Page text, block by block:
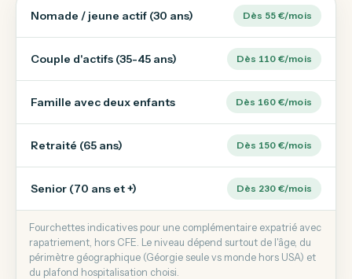
Nomade / jeune actif (30 ans) Dès 55 €/mois
Couple d'actifs (35-45 ans) Dès 110 €/mois
Famille avec deux enfants Dès 160 €/mois
Retraité (65 ans) Dès 150 €/mois
Senior (70 ans et +) Dès 230 €/mois
Fourchettes indicatives pour une complémentaire expatrié avec
rapatriement, hors CFE. Le niveau dépend surtout de l'âge, du
périmètre géographique (Géorgie seule vs monde hors USA) et
du plafond hospitalisation choisi.